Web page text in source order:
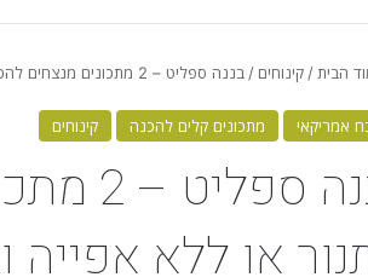
הבית / קינוחים / בננה ספליט – 2 מתכונים מנצחים להכנה בתנור או ללא אפייה ובקלות!
אמריקאי מתכונים קלים להכנה קינוחים
בננה
או ללא אפייה